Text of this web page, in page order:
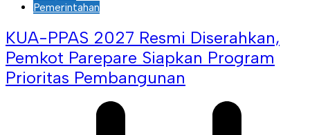
Pemerintahan
KUA-PPAS 2027 Resmi Diserahkan,
Pemkot Parepare Siapkan Program
Prioritas Pembangunan